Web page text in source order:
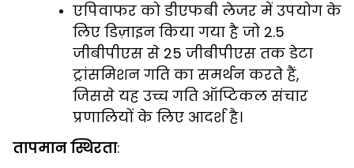
एपिवाफर को डीएफबी लेजर में उपयोग के
लिए डिज़ाइन किया गया है जो 2.5
जीबीपीएस से 25 जीबीपीएस तक डेटा
ट्रांसमिशन गति का समर्थन करते हैं,
जिससे यह उच्च गति ऑप्टिकल संचार
प्रणालियों के लिए आदर्श है।
तापमान स्थिरता: